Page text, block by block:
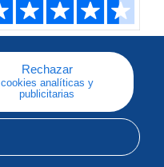
Rechazar
cookies analíticas y
publicitarias